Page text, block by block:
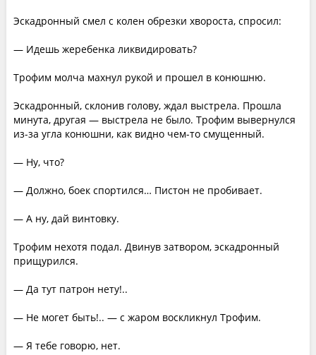
Эскадронный смел с колен обрезки хвороста, спросил:
— Идешь жеребенка ликвидировать?
Трофим молча махнул рукой и прошел в конюшню.
Эскадронный, склонив голову, ждал выстрела. Прошла
минута, другая — выстрела не было. Трофим вывернулся
из-за угла конюшни, как видно чем-то смущенный.
— Ну, что?
— Должно, боек спортился… Пистон не пробивает.
— А ну, дай винтовку.
Трофим нехотя подал. Двинув затвором, эскадронный
прищурился.
— Да тут патрон нету!..
— Не могет быть!.. — с жаром воскликнул Трофим.
— Я тебе говорю, нет.